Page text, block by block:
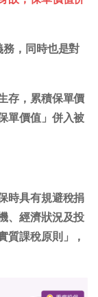
，同時也是對
存，累積保單價
單價值」併入被
時具有規避稅捐
、經濟狀況及投
質課稅原則」，